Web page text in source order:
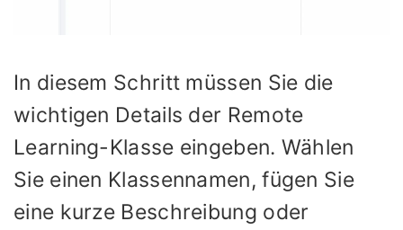
In diesem Schritt müssen Sie die
wichtigen Details der Remote
Learning-Klasse eingeben. Wählen
Sie einen Klassennamen, fügen Sie
eine kurze Beschreibung oder